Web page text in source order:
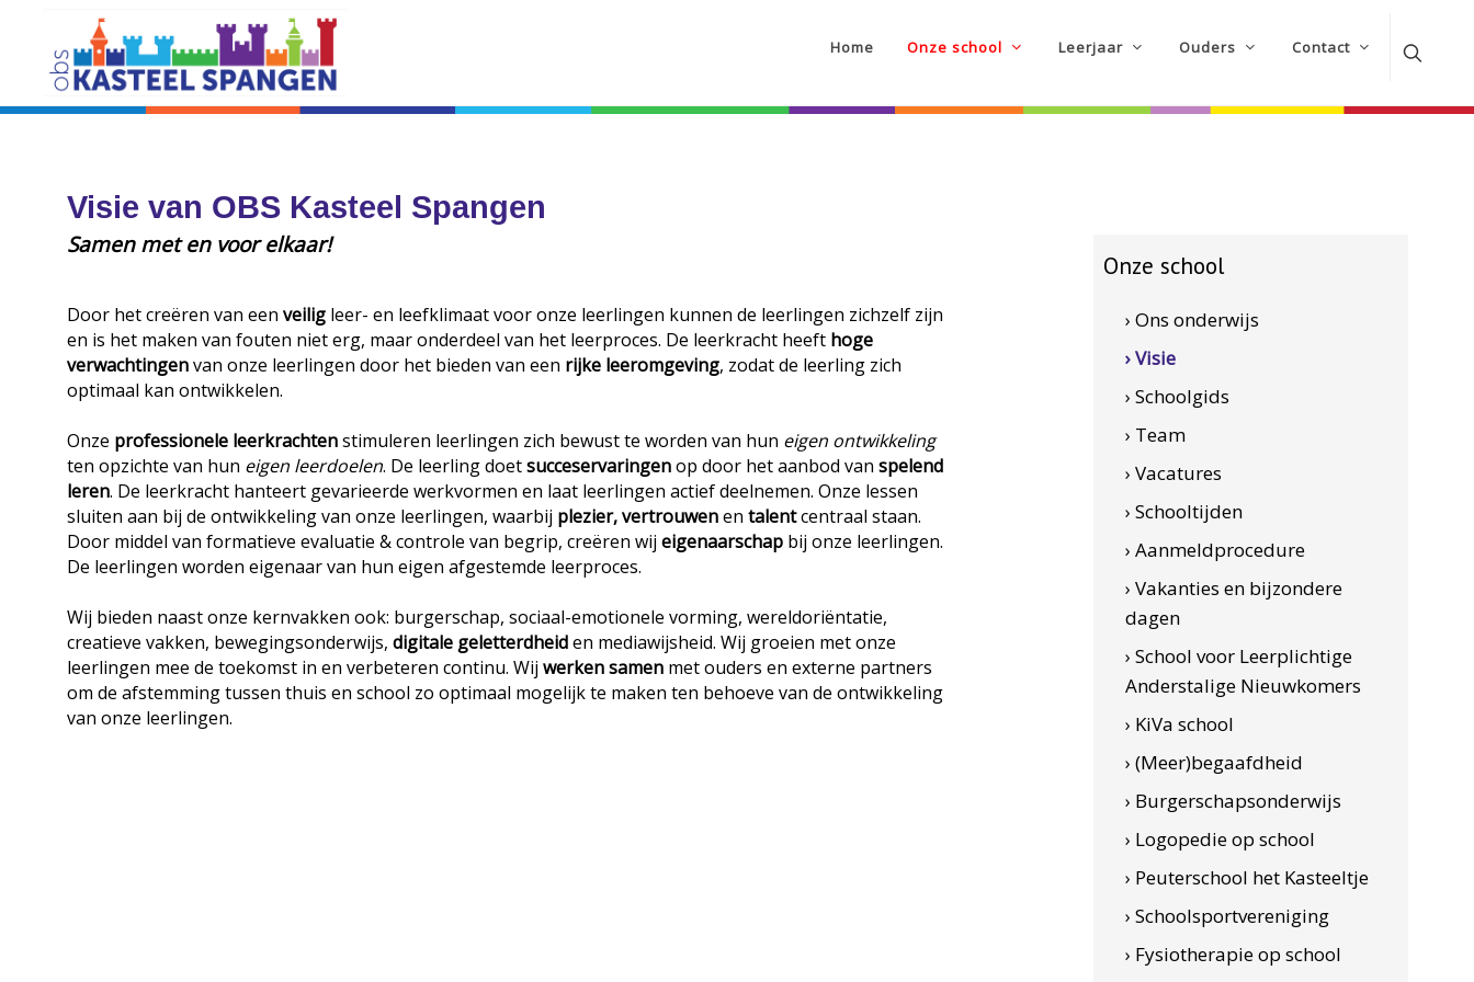
Home Onze school Leerjaar Ouders Contact
Visie van OBS Kasteel Spangen
Samen met en voor elkaar!
Door het creëren van een veilig leer- en leefklimaat voor onze leerlingen kunnen de leerlingen zichzelf zijn
en is het maken van fouten niet erg, maar onderdeel van het leerproces. De leerkracht heeft hoge
verwachtingenvan onze leerlingen door het bieden van een rijke leeromgeving, zodat de leerling zich
optimaal kan ontwikkelen.
Onze professionele leerkrachtenstimuleren leerlingen zich bewust te worden van hun eigen ontwikkeling
ten opzichte van hun eigen leerdoelen. De leerling doetsucceservaringenop door het aanbod van spelend
leren. De leerkracht hanteert gevarieerde werkvormen en laat leerlingen actief deelnemen. Onze lessen
sluiten aan bij de ontwikkeling van onze leerlingen, waarbij plezier, vertrouwenen talentcentraal staan.
Door middel van formatieve evaluatie & controle van begrip, creëren wij eigenaarschap bij onze leerlingen.
De leerlingen worden eigenaar van hun eigen afgestemde leerproces.
Wij bieden naast onze kernvakken ook: burgerschap, sociaal-emotionele vorming, wereldoriëntatie,
creatieve vakken, bewegingsonderwijs, digitale geletterdheiden mediawijsheid. Wij groeien met onze
leerlingen mee de toekomst in en verbeteren continu. Wij werken samen met ouders en externe partners
om de afstemming tussen thuis en school zo optimaal mogelijk te maken ten behoeve van de ontwikkeling
van onze leerlingen.
Onze school
› Ons onderwijs
› Visie
› Schoolgids
› Team
› Vacatures
› Schooltijden
› Aanmeldprocedure
› Vakanties en bijzondere
dagen
› School voor Leerplichtige
Anderstalige Nieuwkomers
› KiVa school
› (Meer)begaafdheid
› Burgerschapsonderwijs
› Logopedie op school
› Peuterschool het Kasteeltje
› Schoolsportvereniging
› Fysiotherapie op school